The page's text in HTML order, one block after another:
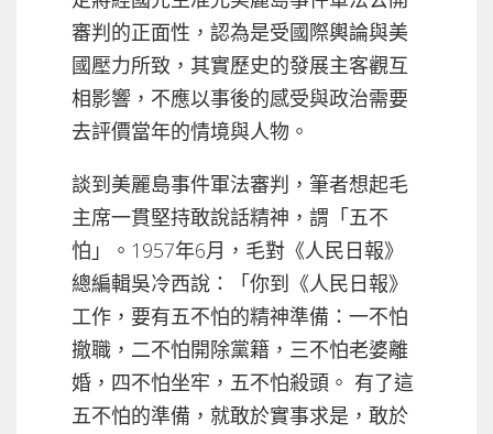
審判的正面性，認為是受國際輿論與美
國壓力所致，其實歷史的發展主客觀互
相影響，不應以事後的感受與政治需要
去評價當年的情境與人物。
談到美麗島事件軍法審判，筆者想起毛
主席一貫堅持敢說話精神，謂「五不
怕」。1957年6月，毛對《人民日報》
總編輯吳冷西說：「你到《人民日報》
工作，要有五不怕的精神準備：一不怕
撤職，二不怕開除黨籍，三不怕老婆離
婚，四不怕坐牢，五不怕殺頭。 有了這
五不怕的準備，就敢於實事求是，敢於